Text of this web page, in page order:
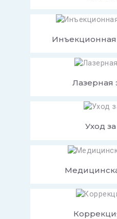
Инъекционная
Лазерная
Уход